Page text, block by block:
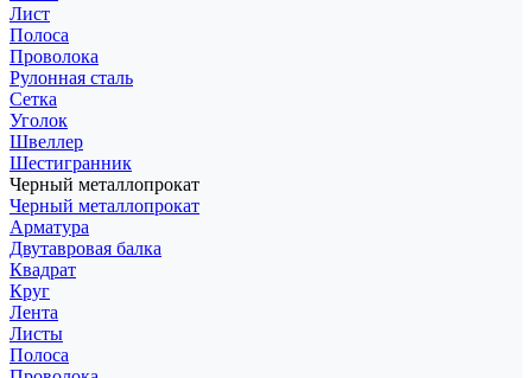
Лист
Полоса
Проволока
Рулонная сталь
Сетка
Уголок
Швеллер
Шестигранник
Черный металлопрокат
Черный металлопрокат
Арматура
Двутавровая балка
Квадрат
Круг
Лента
Листы
Полоса